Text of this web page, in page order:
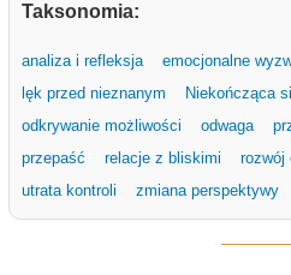
Taksonomia:
analiza i refleksja emocjonalne
lęk przed nieznanym
Niekończąca
odkrywanie możliwości
odwaga
przepaść
relacje z bliskimi rozwój
utrata kontroli
zmiana perspektywy